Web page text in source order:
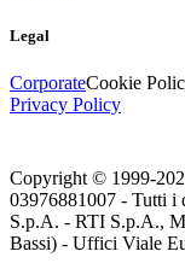
Legal
CorporateCookie
Privacy Policy
Copyright © 1999-
03976881007 - Tutti i
S.p.A. - RTI S.p.A.,
Bassi) - Uffici Viale